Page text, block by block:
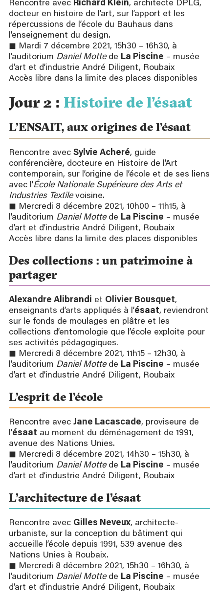
Rencontre avec Richard Klein, architecte DPLG,
docteur en histoire de l’art, sur l’apport et les
répercussions de l’école du Bauhaus dans
l’enseignement du design.
◼ Mardi 7 décembre 2021, 15h30 – 16h30, à
l’auditorium Daniel Mottede La Piscine – musée
d’art et d’industrie André Diligent, Roubaix
Accès libre dans la limite des places disponibles
Jour 2 : Histoire de l’ésaat
L’ENSAIT, aux origines de l’ésaat
Rencontre avec Sylvie Acheré, guide
conférencière, docteure en Histoire de l’Art
contemporain, sur l’origine de l’école et de ses liens
avec l’École Nationale Supérieure des Arts et
Industries Textilevoisine.
◼ Mercredi 8 décembre 2021, 10h00 – 11h15, à
l’auditorium Daniel Mottede La Piscine – musée
d’art et d’industrie André Diligent, Roubaix
Accès libre dans la limite des places disponibles
Des collections : un patrimoine à
partager
Alexandre Alibrandi et Olivier Bousquet,
enseignants d’arts appliqués à l’ésaat, reviendront
sur le fonds de moulages en plâtre et les
collections d’entomologie que l’école exploite pour
ses activités pédagogiques.
◼ Mercredi 8 décembre 2021, 11h15 – 12h30, à
l’auditorium Daniel Mottede La Piscine – musée
d’art et d’industrie André Diligent, Roubaix
L’esprit de l’école
Rencontre avec Jane Lacascade, proviseure de
l’ésaat au moment du déménagement de 1991,
avenue des Nations Unies.
◼ Mercredi 8 décembre 2021, 14h30 – 15h30, à
l’auditorium Daniel Mottede La Piscine – musée
d’art et d’industrie André Diligent, Roubaix
L’architecture de l’ésaat
Rencontre avec Gilles Neveux, architecte-
urbaniste, sur la conception du bâtiment qui
accueille l’école depuis 1991, 539 avenue des
Nations Unies à Roubaix.
◼ Mercredi 8 décembre 2021, 15h30 – 16h30, à
l’auditorium Daniel Mottede La Piscine – musée
d’art et d’industrie André Diligent, Roubaix